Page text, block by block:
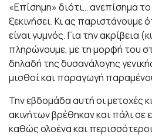
«Επίσημη» διότι… ανεπίσημα
ξεκινήσει. Κι ας παριστάνουμε
είναι γυμνός. Για την ακρίβεια
πληρώνουμε, με τη μορφή του
δηλαδή της δυσανάλογης
μισθοί και παραγωγή
Την εβδομάδα αυτή οι μετοχές
ακινήτων βρέθηκαν και πάλι σε
καθώς ολοένα και